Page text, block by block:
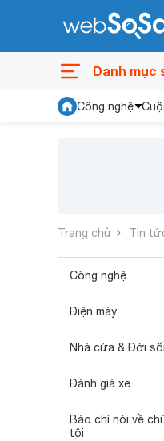
Danh mục
Công nghệ
Trang chủ Tin
Công nghệ
Điện máy
Nhà cửa & Đời
Đánh giá xe
Báo chí nói về
tôi